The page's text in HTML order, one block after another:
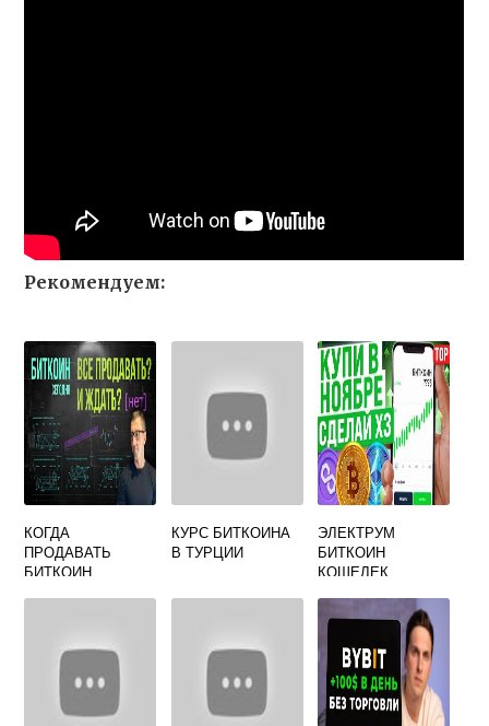
Рекомендуем:
КОГДА
ПРОДАВАТЬ
БИТКОИН
КУРС БИТКОИНА
В ТУРЦИИ
ЭЛЕКТРУМ
БИТКОИН
КОШЕЛЕК